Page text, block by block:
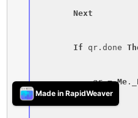
Next
If qr.done
            qr =
Me
Made in RapidWeaver